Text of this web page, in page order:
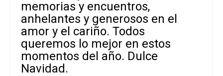
memorias y encuentros,
anhelantes y generosos en el
amor y el cariño. Todos
queremos lo mejor en estos
momentos del año. Dulce
Navidad.